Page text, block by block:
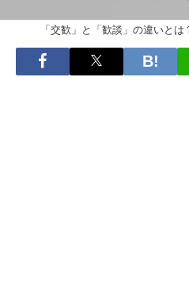
「交歓」と「歓談」の違いと